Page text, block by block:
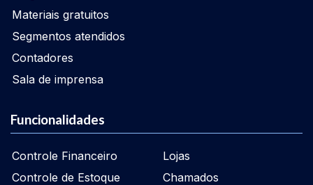
Materiais gratuitos
Segmentos atendidos
Contadores
Sala de imprensa
Funcionalidades
Controle Financeiro
Controle de Estoque
Lojas
Chamados